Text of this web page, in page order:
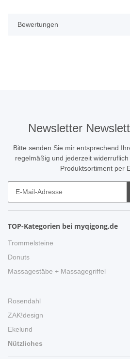
Bewertungen
Newsletter
Bitte senden Sie mir entsprechend
regelmäßig und jederzeit
Produktsortiment per
TOP-Kategorien bei myqigong.de
Trommelsteine
Donuts
Massagestäbe + Massagegriffel
Rosendahl
ZAK!design
Ekelund
Nützliches